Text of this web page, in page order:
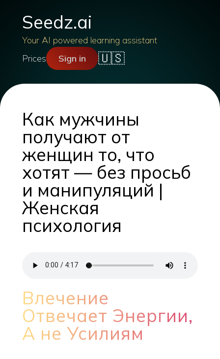
Seedz.ai
Your AI powered learning assistant
Prices
Sign in 🇺🇸
Как мужчины
получают от
женщин то, что
хотят — без просьб
и манипуляций |
Женская
психология
Влечение
Отвечает Энергии,
А не Усилиям